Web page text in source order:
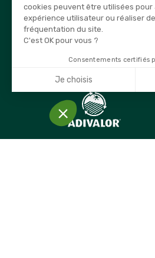
E-mail
info@securama.fr
cookies peuvent être utilisées pour
expérience utilisateur ou réaliser
fréquentation du site.
C'est OK pour vous ?
Consentements certifiés
Je choisis
Axeptio consent
Plateforme de Gestion du
Notre plateforme vous